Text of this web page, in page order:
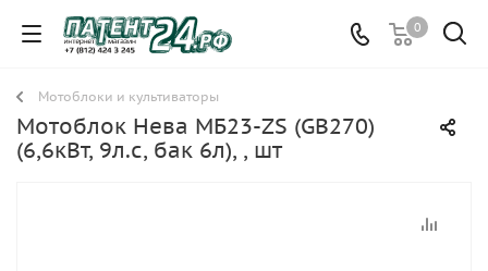
0
Мотоблоки и культиваторы
Мотоблок Нева МБ23-ZS (GB270)
(6,6кВт, 9л.с, бак 6л), , шт